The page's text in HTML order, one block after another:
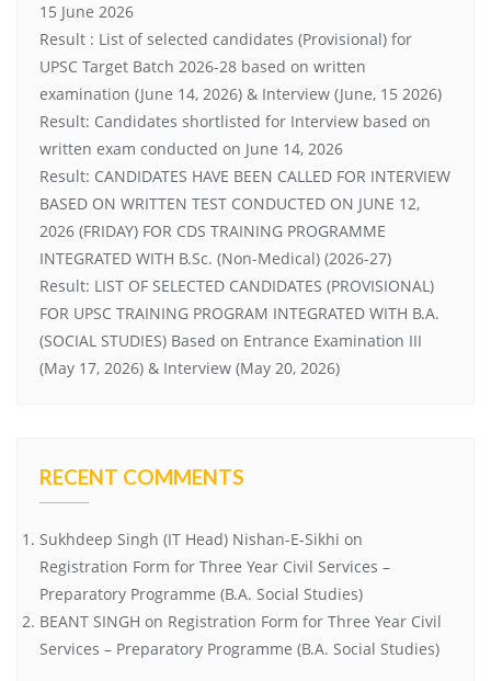
15 June 2026
Result : List of selected candidates (Provisional) for
UPSC Target Batch 2026-28 based on written
examination (June 14, 2026) & Interview (June, 15 2026)
Result: Candidates shortlisted for Interview based on
written exam conducted on June 14, 2026
Result: CANDIDATES HAVE BEEN CALLED FOR INTERVIEW
BASED ON WRITTEN TEST CONDUCTED ON JUNE 12,
2026 (FRIDAY) FOR CDS TRAINING PROGRAMME
INTEGRATED WITH B.Sc. (Non-Medical) (2026-27)
Result: LIST OF SELECTED CANDIDATES (PROVISIONAL)
FOR UPSC TRAINING PROGRAM INTEGRATED WITH B.A.
(SOCIAL STUDIES) Based on Entrance Examination III
(May 17, 2026) & Interview (May 20, 2026)
RECENT COMMENTS
Sukhdeep Singh (IT Head) Nishan-E-Sikhi on
Registration Form for Three Year Civil Services –
Preparatory Programme (B.A. Social Studies)
BEANT SINGH on Registration Form for Three Year Civil
Services – Preparatory Programme (B.A. Social Studies)